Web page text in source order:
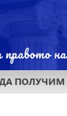
ПОЛУЧИМ